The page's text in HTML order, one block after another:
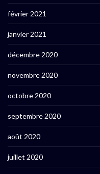
février 2021
janvier 2021
décembre 2020
novembre 2020
octobre 2020
septembre 2020
août 2020
juillet 2020